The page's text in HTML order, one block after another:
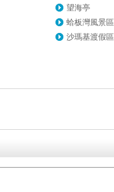
望海亭
蛤板灣風景區
沙瑪基渡假區